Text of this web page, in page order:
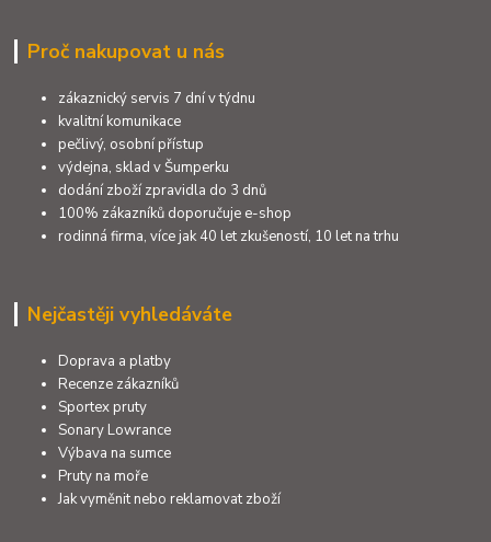
Proč nakupovat u nás
zákaznický servis 7 dní v týdnu
kvalitní komunikace
pečlivý, osobní přístup
výdejna, sklad v Šumperku
dodání zboží zpravidla do 3 dnů
100% zákazníků doporučuje e-shop
rodinná firma, více jak 40 let zkušeností, 10 let na trhu
Nejčastěji vyhledáváte
Doprava a platby
Recenze zákazníků
Sportex pruty
Sonary Lowrance
Výbava na sumce
Pruty na moře
Jak vyměnit nebo reklamovat zboží